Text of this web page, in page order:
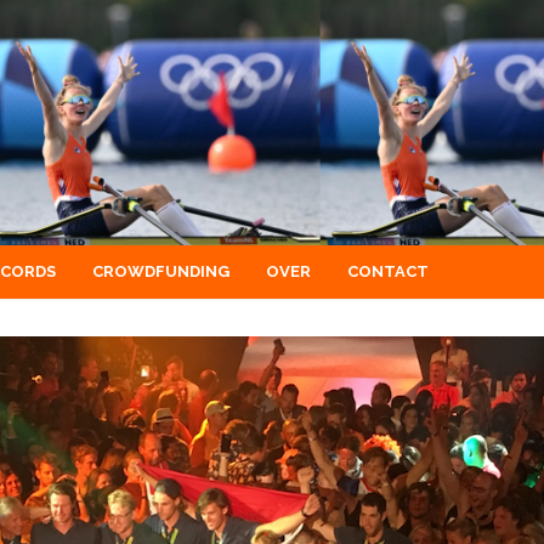
CROWDFUNDING OVER CONTACT